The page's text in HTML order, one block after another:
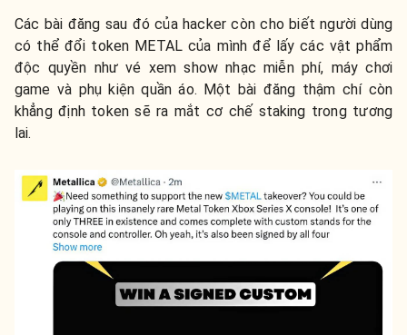
Các bài đăng sau đó của hacker còn cho biết người dùng
có thể đổi token METAL của mình để lấy các vật phẩm
độc quyền như vé xem show nhạc miễn phí, máy chơi
game và phụ kiện quần áo. Một bài đăng thậm chí còn
khẳng định token sẽ ra mắt cơ chế staking trong tương
lai.